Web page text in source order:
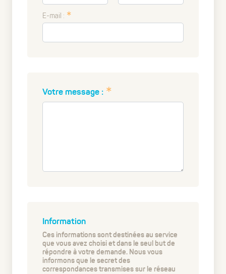
E-mail :
Votre message :
Information
Ces informations sont destinées au service
que vous avez choisi et dans le seul but de
répondre à votre demande. Nous vous
informons que le secret des
correspondances transmises sur le réseau